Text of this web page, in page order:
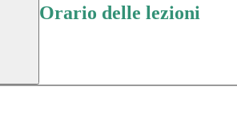
Orario delle lezioni